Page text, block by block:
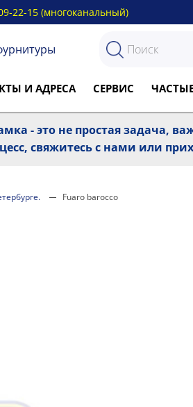
22-15 (многоканальный)
И АДРЕСА СЕРВИС
- это не простая задача,
свяжитесь с нами или
Fuaro barocco